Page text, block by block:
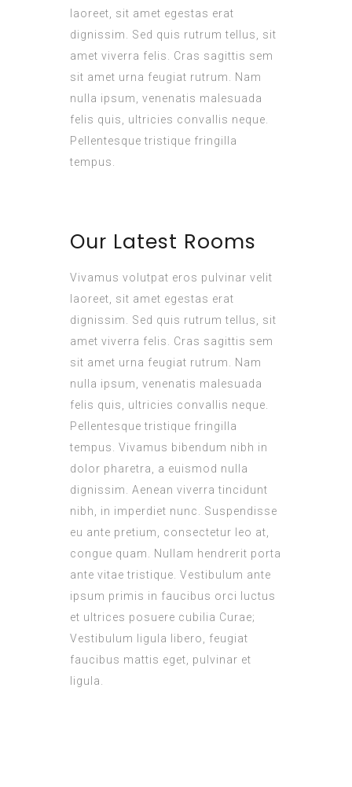
laoreet, sit amet egestas erat
dignissim. Sed quis rutrum tellus, sit
amet viverra felis. Cras sagittis sem
sit amet urna feugiat rutrum. Nam
nulla ipsum, venenatis malesuada
felis quis, ultricies convallis neque.
Pellentesque tristique fringilla
tempus.
Our Latest Rooms
Vivamus volutpat eros pulvinar velit
laoreet, sit amet egestas erat
dignissim. Sed quis rutrum tellus, sit
amet viverra felis. Cras sagittis sem
sit amet urna feugiat rutrum. Nam
nulla ipsum, venenatis malesuada
felis quis, ultricies convallis neque.
Pellentesque tristique fringilla
tempus. Vivamus bibendum nibh in
dolor pharetra, a euismod nulla
dignissim. Aenean viverra tincidunt
nibh, in imperdiet nunc. Suspendisse
eu ante pretium, consectetur leo at,
congue quam. Nullam hendrerit porta
ante vitae tristique. Vestibulum ante
ipsum primis in faucibus orci luctus
et ultrices posuere cubilia Curae;
Vestibulum ligula libero, feugiat
faucibus mattis eget, pulvinar et
ligula.